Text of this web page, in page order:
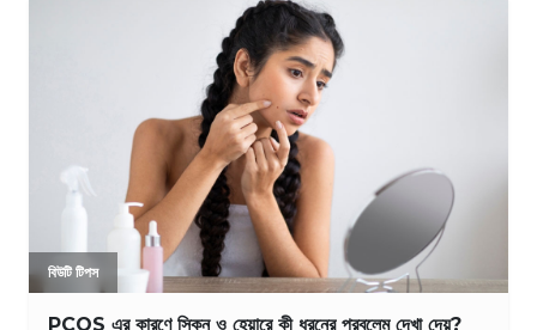
বিউটি টিপস
PCOS এর কারণে স্কিন ও হেয়ারে কী ধরনের প্রবলেম দেখা দেয়?